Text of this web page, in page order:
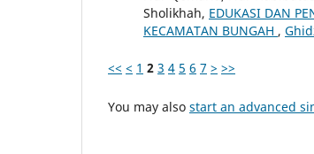
Sholikhah, EDUKASI DAN
KECAMATAN BUNGAH ,
<< < 1 2 3 4 5 6 7 > >>
You may also start an advanced